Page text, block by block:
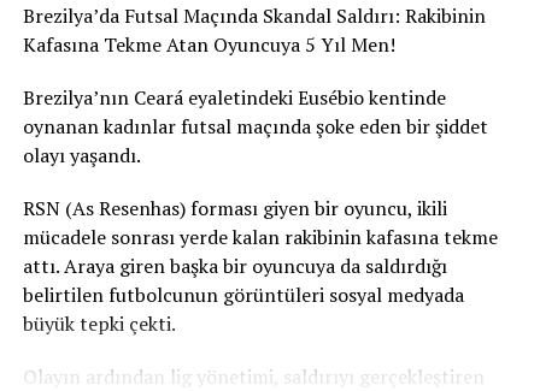
Brezilya’da Futsal Maçında Skandal Saldırı: Rakibinin
Kafasına Tekme Atan Oyuncuya 5 Yıl Men!
Brezilya’nın Ceará eyaletindeki Eusébio kentinde
oynanan kadınlar futsal maçında şoke eden bir şiddet
olayı yaşandı.
RSN (As Resenhas) forması giyen bir oyuncu, ikili
mücadele sonrası yerde kalan rakibinin kafasına tekme
attı. Araya giren başka bir oyuncuya da saldırdığı
belirtilen futbolcunun görüntüleri sosyal medyada
büyük tepki çekti.
Olayın ardından lig yönetimi, saldırıyı gerçekleştiren